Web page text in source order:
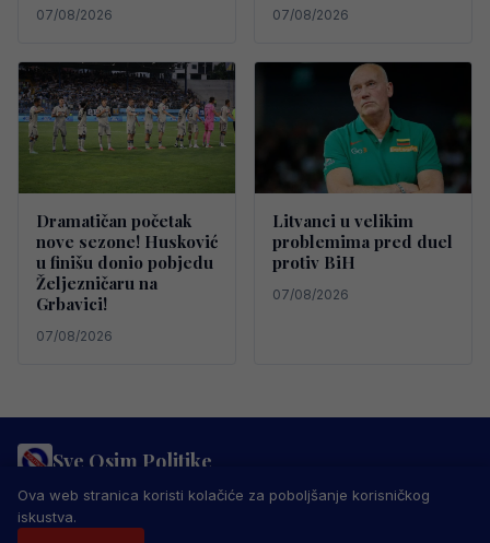
07/08/2026 07/08/2026
Dramatičan početak
nove sezone! Husković
u finišu donio pobjedu
Željezničaru na
Grbavici!
07/08/2026
Litvanci u velikim
problemima pred duel
protiv BiH
07/08/2026
Sve Osim Politike
PRAVILA PRIVATNOSTIMARKETING USLOVI KORIŠTENJA
IMPRESSUM
© 2026 Sve Osim Politike. Sva prava zadržana.
Ova web stranica koristi kolačiće za poboljšanje korisničkog
iskustva.